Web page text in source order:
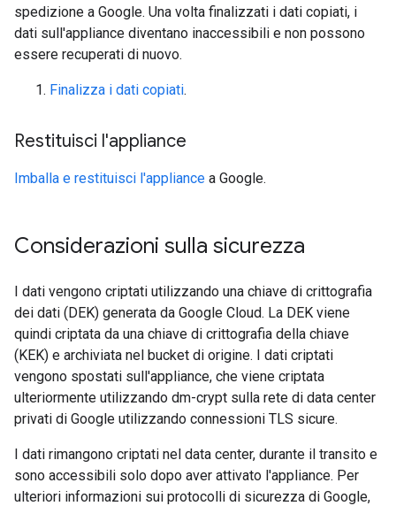
spedizione a Google. Una volta finalizzati i dati copiati, i
dati sull'appliance diventano inaccessibili e non possono
essere recuperati di nuovo.
Finalizza i dati copiati.
Restituisci l'appliance
Imballa e restituisci l'appliance a Google.
Considerazioni sulla sicurezza
I dati vengono criptati utilizzando una chiave di crittografia
dei dati (DEK) generata da Google Cloud. La DEK viene
quindi criptata da una chiave di crittografia della chiave
(KEK) e archiviata nel bucket di origine. I dati criptati
vengono spostati sull'appliance, che viene criptata
ulteriormente utilizzando dm-crypt sulla rete di data center
privati di Google utilizzando connessioni TLS sicure.
I dati rimangono criptati nel data center, durante il transito e
sono accessibili solo dopo aver attivato l'appliance. Per
ulteriori informazioni sui protocolli di sicurezza di Google,